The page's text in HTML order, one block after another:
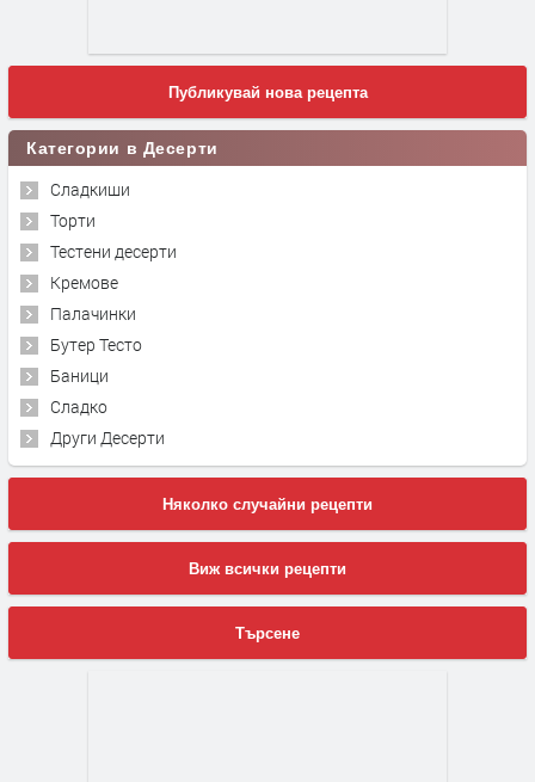
Публикувай нова рецепта
Категории в Десерти
Сладкиши
Торти
Тестени десерти
Кремове
Палачинки
Бутер Тесто
Баници
Сладко
Други Десерти
Няколко случайни рецепти
Виж всички рецепти
Търсене